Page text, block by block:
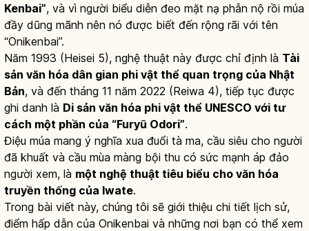
Kenbai”, và vì người biểu diễn đeo mặt nạ phẫn nộ rồi múa
đầy dũng mãnh nên nó được biết đến rộng rãi với tên
“Onikenbai”.
Năm 1993 (Heisei 5), nghệ thuật này được chỉ định là Tài
sản văn hóa dân gian phi vật thể quan trọng của Nhật
Bản, và đến tháng 11 năm 2022 (Reiwa 4), tiếp tục được
ghi danh là Di sản văn hóa phi vật thể UNESCO với tư
cách một phần của “Furyū Odori”.
Điệu múa mang ý nghĩa xua đuổi tà ma, cầu siêu cho người
đã khuất và cầu mùa màng bội thu có sức mạnh áp đảo
người xem, là một nghệ thuật tiêu biểu cho văn hóa
truyền thống của Iwate.
Trong bài viết này, chúng tôi sẽ giới thiệu chi tiết lịch sử,
điểm hấp dẫn của Onikenbai và những nơi bạn có thể xem